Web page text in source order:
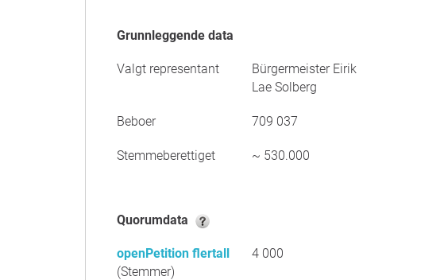
Grunnleggende data
Valgt representant
Bürgermeister Eirik
Lae Solberg
Beboer 709 037
Stemmeberettiget ~ 530.000
Quorumdata
openPetition flertall
(Stemmer)
4 000